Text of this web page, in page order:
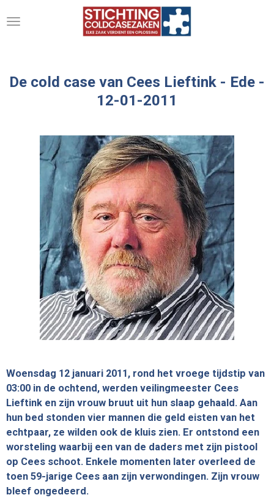
direct
De cold case van Cees Lieftink - Ede -
12-01-2011
Woensdag 12 januari 2011, rond het vroege tijdstip van
03:00 in de ochtend, werden veilingmeester Cees
Lieftink en zijn vrouw bruut uit hun slaap gehaald. Aan
hun bed stonden vier mannen die geld eisten van het
echtpaar, ze wilden ook de kluis zien. Er ontstond een
worsteling waarbij een van de daders met zijn pistool
op Cees schoot. Enkele momenten later overleed de
toen 59-jarige Cees aan zijn verwondingen. Zijn vrouw
bleef ongedeerd.